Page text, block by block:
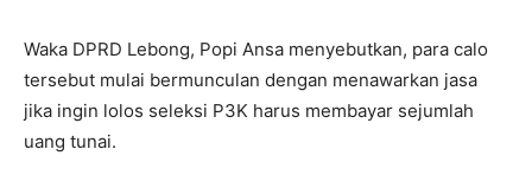
Waka DPRD Lebong, Popi Ansa menyebutkan, para calo
tersebut mulai bermunculan dengan menawarkan jasa
jika ingin lolos seleksi P3K harus membayar sejumlah
uang tunai.